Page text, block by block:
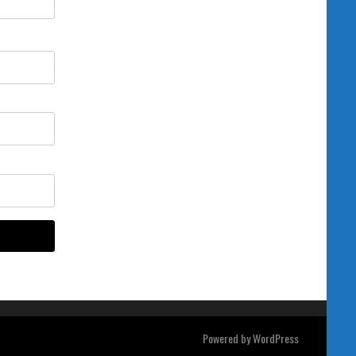
Powered byWordPress